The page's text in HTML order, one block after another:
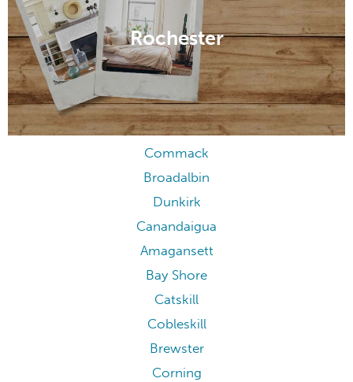
Rochester
Commack
Broadalbin
Dunkirk
Canandaigua
Amagansett
Bay Shore
Catskill
Cobleskill
Brewster
Corning